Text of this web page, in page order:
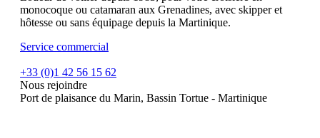
monocoque ou catamaran aux Grenadines, avec skipper et
hôtesse ou sans équipage depuis la Martinique.
Service commercial
+33 (0)1 42 56 15 62
Nous rejoindre
Port de plaisance du Marin, Bassin Tortue - Martinique